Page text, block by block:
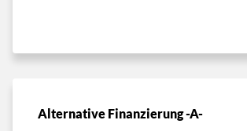
Alternative Finanzierung -A-